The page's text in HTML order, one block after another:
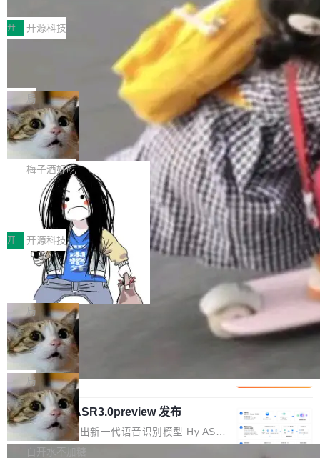
于自研UCL-Engine通信引擎，后续腾讯网平将
持续开源更多基于UCL-Engine的高性能通信组
件。 腾讯网平团队在UCL-MPComm中实现了一
个独立于业务线程的全局通信引擎（Engine），
助力企业AI研发安全落地 当前，越来越多企业已
经开始引入 AI Coding 工具，通过调用公有云模
型或企业内部部署模型提升研发效率。但随着 AI
Coding 从个人辅助工具逐步走向团队级、组织
级应用，企业在规模化落地过程中，对安全性、
可控性和代码质量提出了更高要求。 首先是数据
安全与合规要求。对于大多数普通研发场景，公
有云模型能够满足快速试用和效率提升的需求。
但对于金融、能源、医疗等对数据安全要求较...
前不久，工业和信息化部正式发布《2025年人工
智能应用典型案例名单》，集中展示人工智能在
各领域的应用成果，覆盖技术底座、行业赋能、
产品应用、支撑保障、专题等五大方向。深信服
AI算力网关（AI创新平台）成功入选！ 随着各行
各业的Agent走向规模化建设，算力构成形态逐
渐丰富，用户关注的重点也在发生变化：不只是
让AI用起来，还要进一步看清混合算力时代下，
Token花在哪里、算力是否被充分利用，以及持
续增长的AI成本该如何优化。 深信服AI算力网关
正是围绕这些实际问题，从Token治理和成本治
理两个方面，让用户的每一份算力都看得清、管
得住、用得稳、省得下、更安全！ 一、从现在开
始，Token使用一目...
开 开源科技
Jeff Dean 离开 Google：一个时代的结
束，一个实验室的开始
Google 员工编号 20。MapReduce 作者之一。
Bigtable 作者之一。TensorFlow 的作者之一。
Gemini 的架构师。Google 首席科学家。 Jeff D
ean 在 Google 工作了 27 年后，宣布离职。 他
不是一个人走。一同离开的还有 Sanjay Ghema
wat（Google 员工编号 23，Jeff Dean 二十多
年的编程搭档，MapReduce 和 Bigtable 的共同
作者）、Quoc Le（Google 大脑核心成员，Se
q2Seq 和 DocAI 的共同发明人）以及 Oriol Vin
yals（Gemini 联合负责人，AlphaSta...
局
🔥 SolonCode v2026.8.4 发布：界面
字体可调、22 种语言、记忆搜索增强
打开终端就能上岗的全中文编码智能体，这一轮
把「看得清、用母语、记得住」三件事一次补
齐。 SolonCode 是什么 SolonCode 是杭州无
耳科技研发的企业级终端编码智能体——一位全
中文驱动的数字员工，自主理解需求、规划步
骤、编写代码。不挑模型、不挑平台，curl 一行
装完即用。 开源地址：Gitee · GitCode · GitHu
b 安装 支持 Java 8+（8~26）、macOS / Linu
x / Windows / Harmony PC。 # macOS / Linu
x / Harmony PC curl -fsSL https://solon.noea
r.org/solon...
梅子酒好吃
让“代码语义理解”深度释放AI Coding
价值潜能：华为云码道（CodeArts）
代码仓技术解析
一、代码仓深度理解技术的作用与价值 在软件工
程实践中，代码仓是企业核心知识资产的主要载
体。企业级代码仓库通常包含数十万乃至数百万
个文件，其规模远超单次模型调用可承载的上下
文窗口。随着项目规模的持续扩张与代码历史的
不断累积，代码仓中的模块关系、接口契约、业
务逻辑等关键信息往往分散于数十乃至数百个文
件之中，形成高度复杂的知识关联网络。传统的
代码检索手段（如关键词匹配、目录遍历）仅能
在语法层面完成文本定位，难以触及代码的语义
内涵与结构关联，导致开发者使用代码智能体在
理解大规模代码仓时面临显著"代码仓理解"瓶
颈。 代码仓深度理解服务（以下简称" CodeBas
e深度理解服务"）是华为云码道（CodeA...
开 开源科技
一条“删库”命令跑 17 小时，算法工程
师删光 89TB 数据只为干私活
最高人民检察院8月4日公布了一起案件：北京一
名90后算法工程师王某，为了给自己接的私活腾
服务器空间，删光了公司AI游戏部门的全部核心
数据。 王某2024年1月入职东城区某科技公司AI
短剧部门，有互联网大厂背景。在公司内部架构
调整期间，部门三次通知全员将数据从A集群迁
移到B集群，王某都回复了"收到"。 他没有迁移
数据。2024年9月3日下午4点，他使用此前登录
的账号密码进入A集群，输入了一条被程序员圈
称为"删库跑路"的命令——最高管理员权限、无
局
Cloudflare 分享推理优化实践：KV ca
che 量化 + 权重压缩，吞吐量提升 4
1%，成本降 30%
Kimi 和 GLM 是当前最强的大模型系列之一，但
它们有一个共同的问题：太吃显存了。月之暗面
的 Kimi K 系列和智谱的 GLM 都是长上下文、M
oE 架构的大模型，好用到让人上瘾，但 GPU 显
存永远不够用。 Cloudflare 的 Workers AI 团队
一直在跑这些模型的推理。他们在官方博客上发
局
腾讯混元 Hy ASR3.0preview 发布
腾讯混元正式推出新一代语音识别模型 Hy ASR
3.0preview。基于最新一代大语言模型 Hy3 的
白开水不加糖